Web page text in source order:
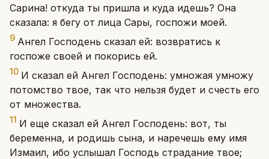
Сарина! откуда ты пришла и куда идешь? Она
сказала: я бегу от лица Сары, госпожи моей.
9 Ангел Господень сказал ей: возвратись к
госпоже своей и покорись ей.
10 И сказал ей Ангел Господень: умножая умножу
потомство твое, так что нельзя будет и счесть его
от множества.
11 И еще сказал ей Ангел Господень: вот, ты
беременна, и родишь сына, и наречешь ему имя
Измаил, ибо услышал Господь страдание твое;